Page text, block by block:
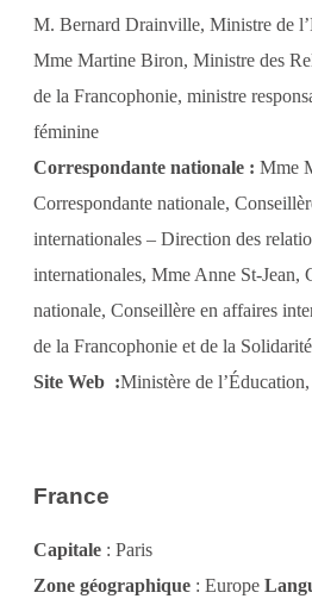
M. Bernard Drainville, Ministre de
Mme Martine Biron, Ministre des
de la Francophonie, ministre
féminine
Correspondante nationale : Mme
Correspondante nationale,
internationales – Direction des
internationales, Mme Anne St-Jean,
nationale, Conseillère en affaires
de la Francophonie et de la
Site Web :Ministère de
France
Capitale : Paris
Zone géographique : Europe